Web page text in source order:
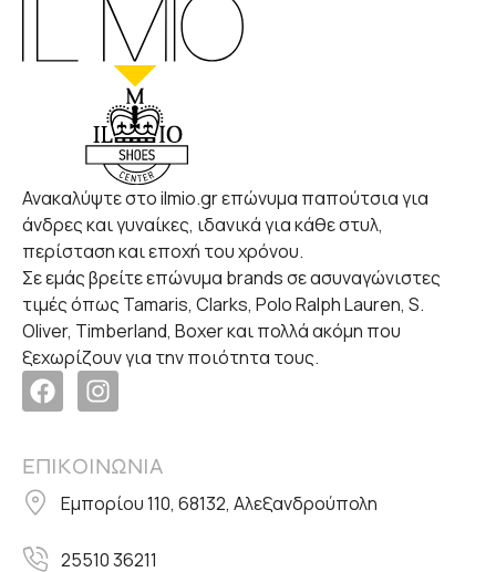
Ανακαλύψτε στο ilmio.gr επώνυμα παπούτσια για
άνδρες και γυναίκες, ιδανικά για κάθε στυλ,
περίσταση και εποχή του χρόνου.
Σε εμάς βρείτε επώνυμα brands σε ασυναγώνιστες
τιμές όπως Tamaris, Clarks, Polo Ralph Lauren, S.
Oliver, Timberland, Boxer και πολλά ακόμη που
ξεχωρίζουν για την ποιότητα τους.
ΕΠΙΚΟΙΝΩΝΙΑ
Εμπορίου 110, 68132, Αλεξανδρούπολη
25510 36211